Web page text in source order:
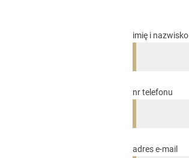
imię i nazwisko
nr telefonu
adres e-mail